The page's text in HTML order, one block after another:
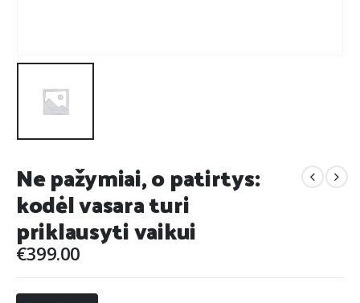
Ne pažymiai, o patirtys:
kodėl vasara turi
priklausyti vaikui
€399.00